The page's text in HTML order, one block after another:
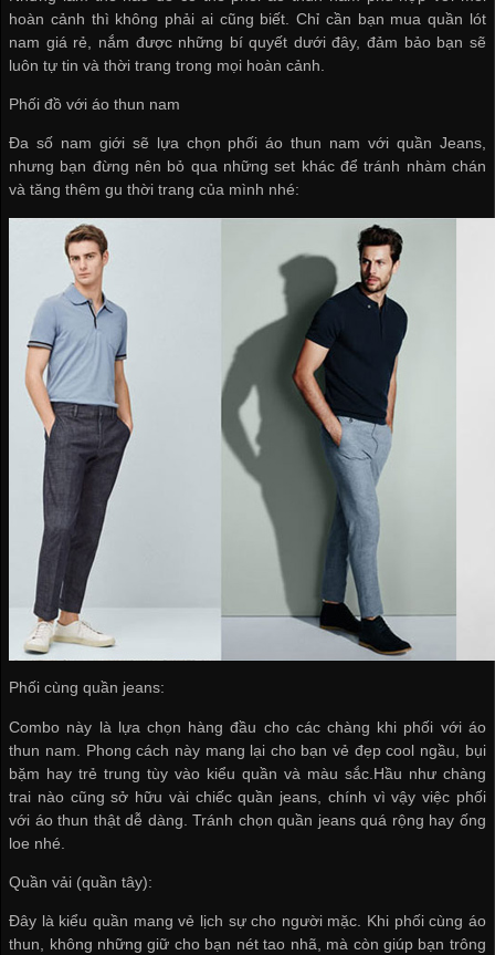
hoàn cảnh thì không phải ai cũng biết. Chỉ cần bạn mua quần lót
nam giá rẻ , nắm được những bí quyết dưới đây, đảm bảo bạn sẽ
luôn tự tin và thời trang trong mọi hoàn cảnh.
Phối đồ với áo thun nam
Đa số nam giới sẽ lựa chọn phối áo thun nam với quần Jeans,
nhưng bạn đừng nên bỏ qua những set khác để tránh nhàm chán
và tăng thêm gu thời trang của mình nhé:
Phối cùng quần jeans:
Combo này là lựa chọn hàng đầu cho các chàng khi phối với áo
thun nam. Phong cách này mang lại cho bạn vẻ đẹp cool ngầu, bụi
bặm hay trẻ trung tùy vào kiểu quần và màu sắc.Hầu như chàng
trai nào cũng sở hữu vài chiếc quần jeans, chính vì vậy việc phối
với áo thun thật dễ dàng. Tránh chọn quần jeans quá rộng hay ống
loe nhé.
Quần vải (quần tây):
Đây là kiểu quần mang vẻ lịch sự cho người mặc. Khi phối cùng áo
thun, không những giữ cho bạn nét tao nhã, mà còn giúp bạn trông